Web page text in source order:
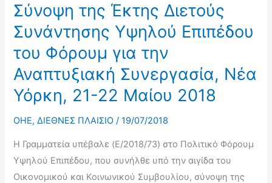
Πρόοδο
προς
την
Επίτευξη
των
Στόχων
Βιώσιμης
Σύνοψη της Έκτης Διετούς
Συνάντησης Υψηλού Επιπέδου
του Φόρουμ για την
Αναπτυξιακή Συνεργασία, Νέα
Υόρκη, 21-22 Μαίου 2018
OHE,ΔΙΕΘΝΕΣ ΠΛΑΙΣΙΟ /19/07/2018
Η Γραμματεία υπέβαλε (E/2018/73) στο Πολιτικό Φόρουμ
Υψηλού Επιπέδου, που συνήλθε υπό την αιγίδα του
Οικονομικού και Κοινωνικού Συμβουλίου, σύνοψη της